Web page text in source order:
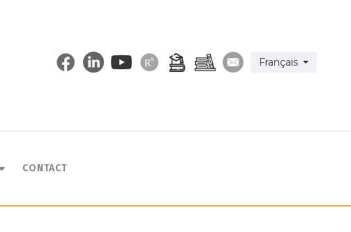
Select your
Français
CONTACT